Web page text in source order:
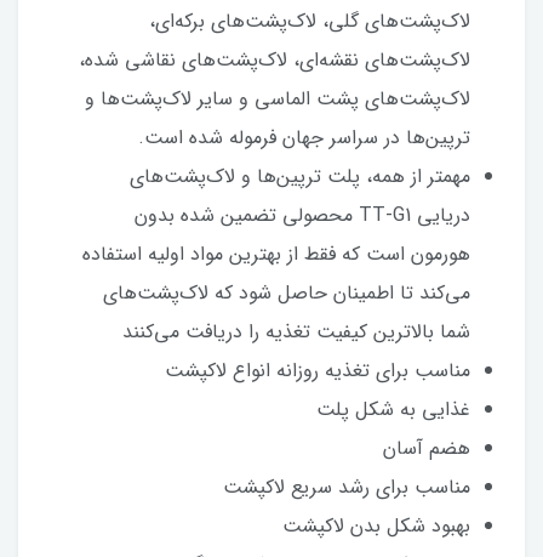
لاک‌پشت‌های گلی، لاک‌پشت‌های برکه‌ای،
لاک‌پشت‌های نقشه‌ای، لاک‌پشت‌های نقاشی شده،
لاک‌پشت‌های پشت الماسی و سایر لاک‌پشت‌ها و
ترپین‌ها در سراسر جهان فرموله شده است.
مهمتر از همه، پلت ترپین‌ها و لاک‌پشت‌های
دریایی TT-G1 محصولی تضمین شده بدون
هورمون است که فقط از بهترین مواد اولیه استفاده
می‌کند تا اطمینان حاصل شود که لاک‌پشت‌های
شما بالاترین کیفیت تغذیه را دریافت می‌کنند
مناسب برای تغذیه روزانه انواع لاکپشت
غذایی به شکل پلت
هضم آسان
مناسب برای رشد سریع لاکپشت
بهبود شکل بدن لاکپشت